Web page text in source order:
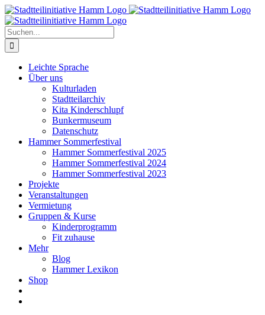
Zum
Inhalt
springen
Suche
nach:
Leichte Sprache
Über uns
Kulturladen
Stadtteilarchiv
Kita Kinderschlupf
Bunkermuseum
Datenschutz
Hammer Sommerfestival
Hammer Sommerfestival 2025
Hammer Sommerfestival 2024
Hammer Sommerfestival 2023
Projekte
Veranstaltungen
Vermietung
Gruppen & Kurse
Kinderprogramm
Fit zuhause
Mehr
Blog
Hammer Lexikon
Shop